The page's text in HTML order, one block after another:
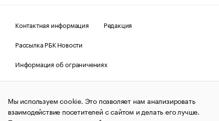
Контактная информация
Редакция
Рассылка РБК Новости
Информация об ограничениях
Правовая информация
О соблюдении авторских прав
© АО «РОСБИЗНЕСКОНСАЛТИНГ»,1995–2026.Сообщения
и материалы информационного агентства «РБК»
(зарегистрировано Федеральной службой по надзору в сфере
Мы используем cookie. Это позволяет нам анализировать
взаимодействие посетителей с сайтом и делать его лучше.